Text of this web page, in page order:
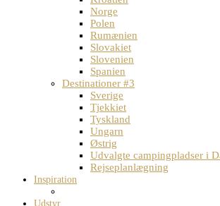
Norge
Polen
Rumænien
Slovakiet
Slovenien
Spanien
Destinationer #3
Sverige
Tjekkiet
Tyskland
Ungarn
Østrig
Udvalgte campingpladser i
Rejseplanlægning
Inspiration
Udstyr